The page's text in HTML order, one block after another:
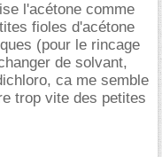
l'acétone comme
fioles d'acétone
(pour le rincage
de solvant,
ca me semble
trop vite des petites